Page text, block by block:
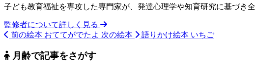
子ども教育福祉を専攻した専門家が、発達心理学や知育研究に基づき
監修者について詳しく見る
前の絵本 おててがでたよ 次の絵本 語りかけ絵本 いちご
月齢で記事をさがす